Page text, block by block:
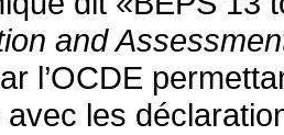
and
l’OCDE
les